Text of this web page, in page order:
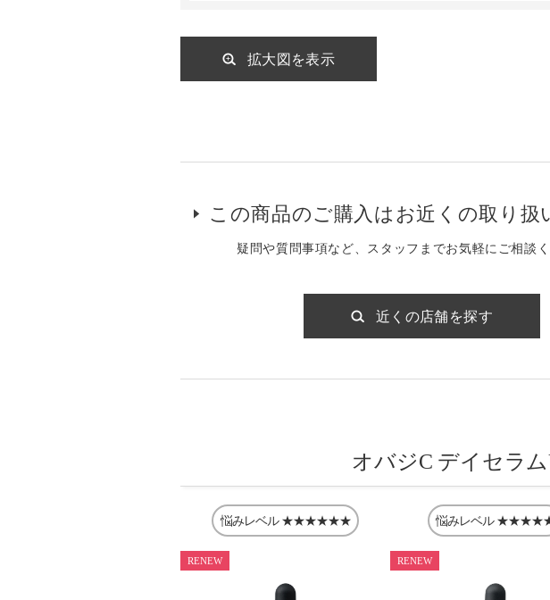
拡大図を表示
この商品のご購入はお近くの取り扱
疑問や質問事項など、スタッフまでお気軽にご相談く
近くの店舗を探す
オバジC デイセラ
悩みレベル ★★★★★★
RENEW
悩みレベル
RENEW